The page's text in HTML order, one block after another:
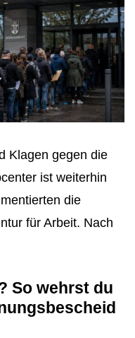
Klagen gegen die
ist weiterhin
die
für Arbeit. Nach
So wehrst du